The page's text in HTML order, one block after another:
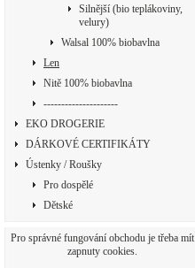
Silnější (bio teplákoviny,
velury)
Walsal 100% biobavlna
Len
Nitě 100% biobavlna
---------------------
EKO DROGERIE
DÁRKOVÉ CERTIFIKÁTY
Ústenky / Roušky
Pro dospělé
Dětské
Pro správné fungování obchodu je třeba mít
zapnuty cookies.